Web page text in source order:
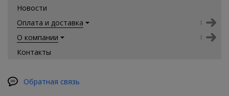
Новости
Оплата и доставка
О компании
Контакты
Обратная связь